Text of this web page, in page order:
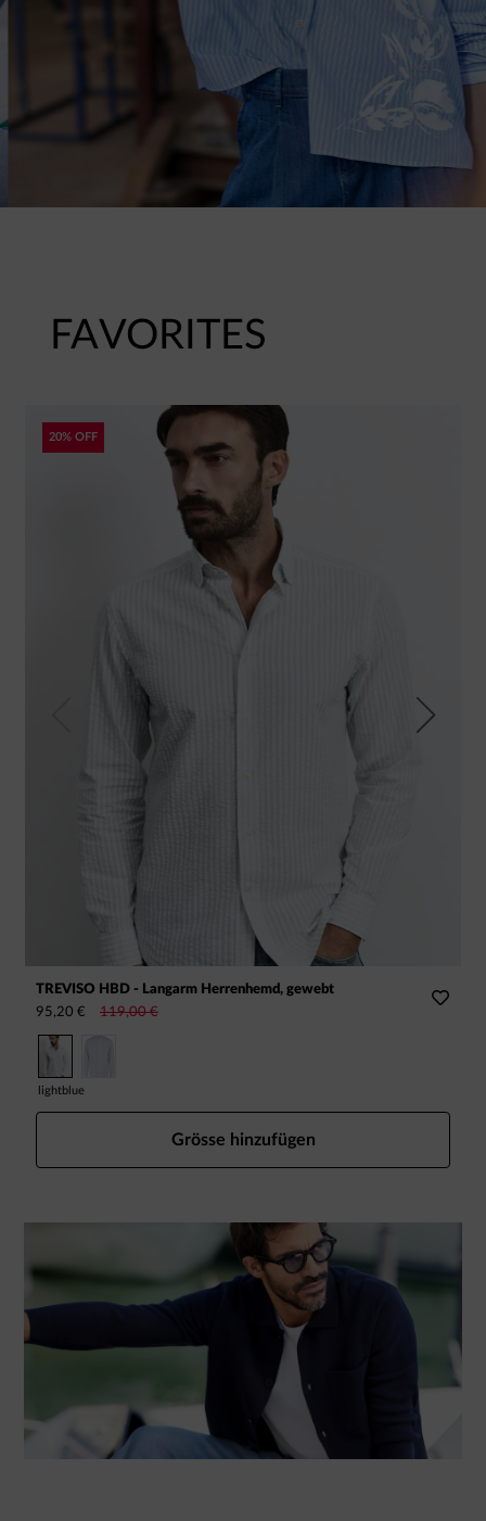
FAVORITES
20% OFF
TREVISO HBD - Langarm Herrenhemd, gewebt
95,20 €
119,00 €
lightblue
Grösse hinzufügen
Next